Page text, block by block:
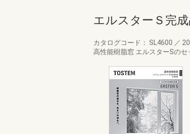
エルスターＳ完成
カタログコード： SL4600 ／
高性能樹脂窓 エルスターSの